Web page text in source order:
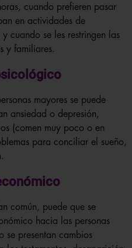
cuando prefieren pasar
en actividades de
cuando se les restringen las
y familiares.
mayores se puede
ansiedad o depresión,
(comen muy poco o en
para conciliar el sueño,
común, puede que se
hacia las personas
se presentan cambios